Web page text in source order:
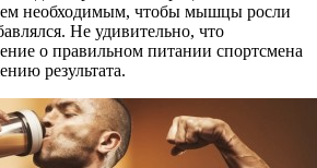
необходимым, чтобы мышцы росли
Не удивительно, что
о правильном питании спортсмена
результата.